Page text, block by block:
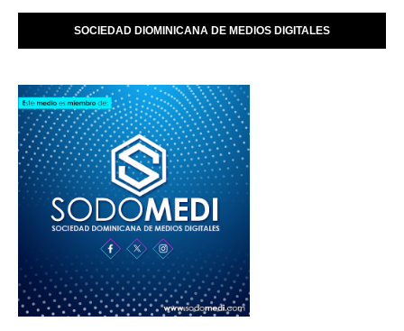
SOCIEDAD DIOMINICANA DE MEDIOS DIGITALES